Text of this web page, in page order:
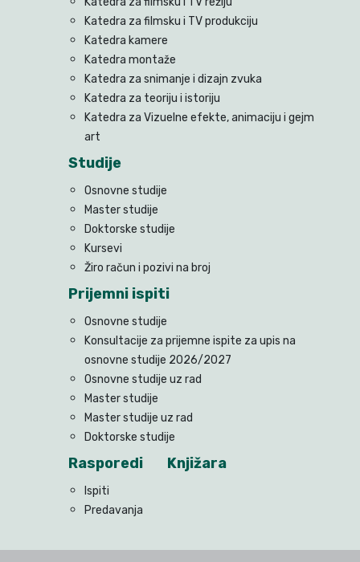
Katedra za filmsku i TV produkciju
Katedra kamere
Katedra montaže
Katedra za snimanje i dizajn zvuka
Katedra za teoriju i istoriju
Katedra za Vizuelne efekte, animaciju i gejm
art
Studije
Osnovne studije
Master studije
Doktorske studije
Kursevi
Žiro račun i pozivi na broj
Prijemni ispiti
Osnovne studije
Konsultacije za prijemne ispite za upis na
osnovne studije 2026/2027
Osnovne studije uz rad
Master studije
Master studije uz rad
Doktorske studije
Rasporedi
Ispiti
Predavanja
Knjižara